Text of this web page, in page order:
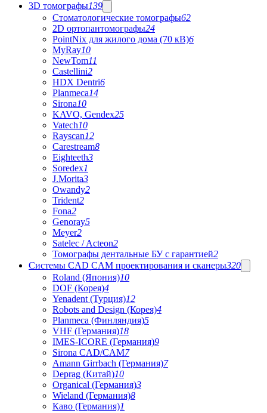
3D томографы139
Стоматологические томографы62
2D ортопантомографы24
PointNix для жилого дома (70 кВ)6
MyRay10
NewTom11
Castellini2
HDX Dentri6
Planmeca14
Sirona10
KAVO, Gendex25
Vatech10
Rayscan12
Carestream8
Eighteeth3
Soredex1
J.Morita3
Owandy2
Trident2
Fona2
Genoray5
Meyer2
Satelec / Acteon2
Томографы дентальные БУ с гарантией2
Системы CAD CAM проектирования и сканеры320
Roland (Япония)10
DOF (Корея)4
Yenadent (Турция)12
Robots and Design (Корея)4
Planmeca (Финляндия)5
VHF (Германия)18
IMES-ICORE (Германия)9
Sirona CAD/CAM7
Amann Girrbach (Германия)7
Deprag (Китай)10
Organical (Германия)3
Wieland (Германия)8
Каво (Германия)1